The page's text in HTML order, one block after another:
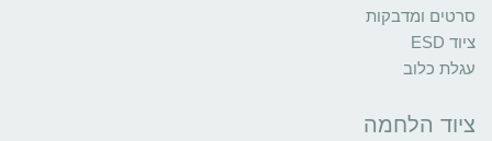
סרטים ומדבקות
ציוד ESD
עגלת כלוב
ציוד הלחמה